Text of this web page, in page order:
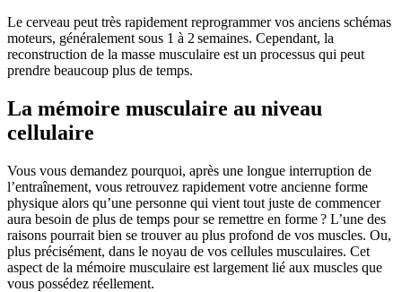
Le cerveau peut très rapidement reprogrammer vos anciens schémas
moteurs, généralement sous 1 à 2 semaines. Cependant, la
reconstruction de la masse musculaire est un processus qui peut
prendre beaucoup plus de temps.
La mémoire musculaire au niveau
cellulaire
Vous vous demandez pourquoi, après une longue interruption de
l’entraînement, vous retrouvez rapidement votre ancienne forme
physique alors qu’une personne qui vient tout juste de commencer
aura besoin de plus de temps pour se remettre en forme ? L’une des
raisons pourrait bien se trouver au plus profond de vos muscles. Ou,
plus précisément, dans le noyau de vos cellules musculaires. Cet
aspect de la mémoire musculaire est largement lié aux muscles que
vous possédez réellement.